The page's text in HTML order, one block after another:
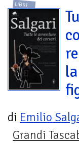
LIBRI
di Emilio
Grandi